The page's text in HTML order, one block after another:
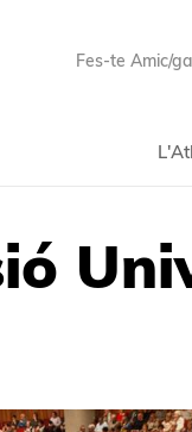
Fes-te Amic/ga